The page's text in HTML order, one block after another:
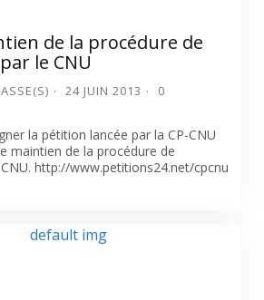
de la procédure de
le CNU
24 JUIN 2013
0
la pétition lancée par la CP-CNU
maintien de la procédure de
http://www.petitions24.net/cpcnu